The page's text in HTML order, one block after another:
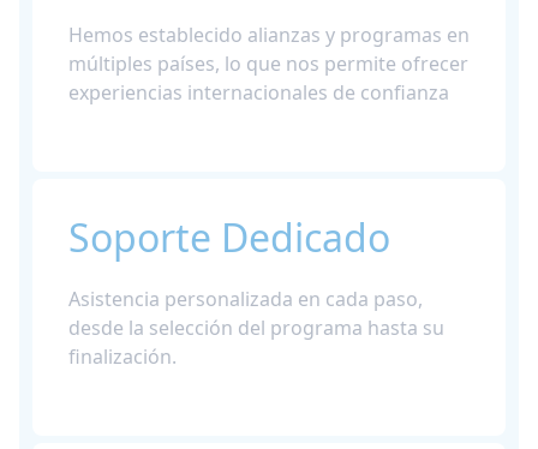
Hemos establecido alianzas y programas en
múltiples países, lo que nos permite ofrecer
experiencias internacionales de confianza
Soporte Dedicado
Asistencia personalizada en cada paso,
desde la selección del programa hasta su
finalización.